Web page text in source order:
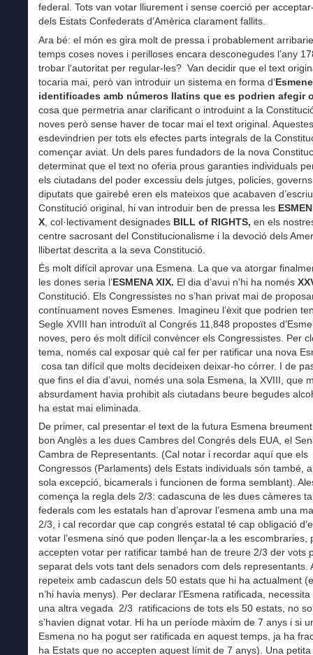
federal. Tots van votar lliurement i sense coerció per
dels Estats Confederats d’Amèrica clarament fallits.
Ara bé: el món es gira molt de pressa i probablement
temps coses noves i perilloses encara desconegudes l’any
trobar l‘autoritat per regular-les? Van decidir que el text
tocaria mai, però van introduir un sistema en forma d‘
identificades amb números llatins que es podrien afegir
cosa que permetria anar clarificant o introduint a la
noves però sense haver de tocar mai el text original.
esdevindrien per tots els efectes parts integrals de la
començar aviat. Un dels pares fundadors de la nova
determinat que el text no oferia prous garanties individuals
els ciutadans del poder excessiu dels jutges, policies,
diputats que gairebé eren els mateixos que acabaven
Constitució original, hi van introduir ben de pressa les
X , col·lectivament designades BILL of RIGHTS, en els
centre sacrosant del Constitucionalisme i la devoció dels
llibertat descrita a la seva Constitució.
És molt difícil aprovar una Esmena. La que va atorgar
les dones seria l’ESMENA XIX. El dia d’avui n’hi ha només
Constitució. Els Congressistes no s’han privat mai de
contínuament noves Esmenes. Imagineu l’èxit que podrien
Segle XVIII han introduït al Congrés 11,848 propostes
noves, pero és molt difícil convèncer els Congressistes. Per
tema, només cal exposar què cal fer per ratificar una nova
cosa tan difícil que molts decideixen deixar-ho córrer. I de
que fins el dia d’avui, només una sola Esmena, la XVIII, que
absurdament havia prohibit als ciutadans beure begudes
ha estat mai eliminada.
De primer, cal presentar el text de la futura Esmena
bon Anglès a les dues Cambres del Congrés dels EUA, el
Cambra de Representants. (Cal notar i recordar aquí que els
Congressos (Parlaments) dels Estats individuals són també,
sola excepció, bicamerals i funcionen de forma semblant).
comença la regla dels 2/3: cadascuna de les dues càmeres
federals com les estatals han d’aprovar l’esmena amb una
2/3, i cal recordar que cap congrés estatal té cap obligació
votar l’esmena sinó que poden llençar-la a les escombraries,
accepten votar per ratificar també han de treure 2/3 der vots
separat dels vots tant dels senadors com dels representants.
repeteix amb cadascun dels 50 estats que hi ha actualment
n’hi havia menys). Per declarar l’Esmena ratificada,
una altra vegada 2/3 ratificacions de tots els 50 estats, no
s’havien dignat votar. Hi ha un període màxim de 7 anys i si
Esmena no ha pogut ser ratificada en aquest temps, ja ha
ha Estats que no accepten aquest límit de 7 anys). Una